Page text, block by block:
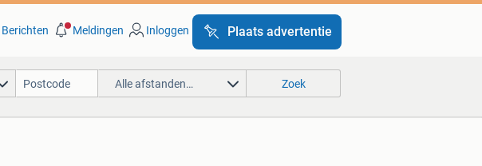
Berichten Meldingen Inloggen Plaats advertentie
Alle afstanden… Zoek